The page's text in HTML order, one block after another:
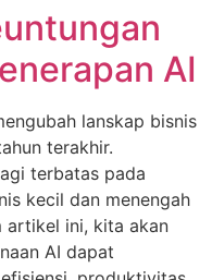
AI
lanskap bisnis
terakhir.
terbatas pada
kecil dan menengah
artikel ini, kita akan
AI dapat